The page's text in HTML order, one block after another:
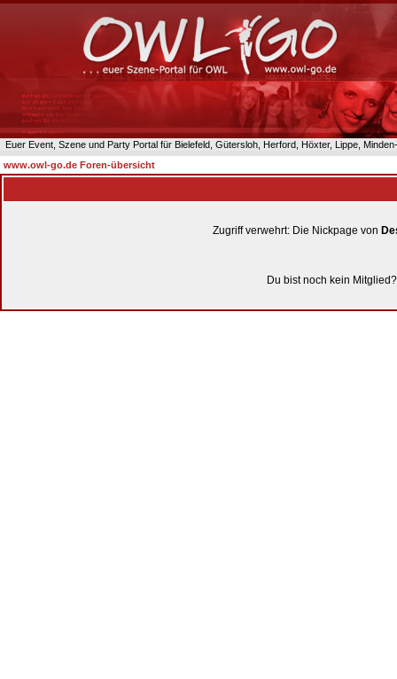
Euer Event, Szene und Party Portal für Bielefeld, Gütersloh, Herford, Höxter, Lippe,
www.owl-go.de Foren-übersicht
Zugriff verwehrt: Die Nickpage von
Du bist noch kein